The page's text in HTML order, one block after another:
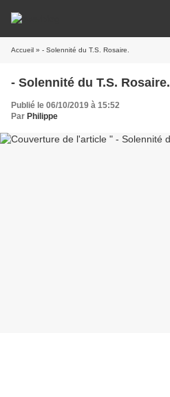
Accueil » - Solennité du T.S. Rosaire.
- Solennité du T.S. Rosaire.
Publié le 06/10/2019 à 15:52
Par Philippe